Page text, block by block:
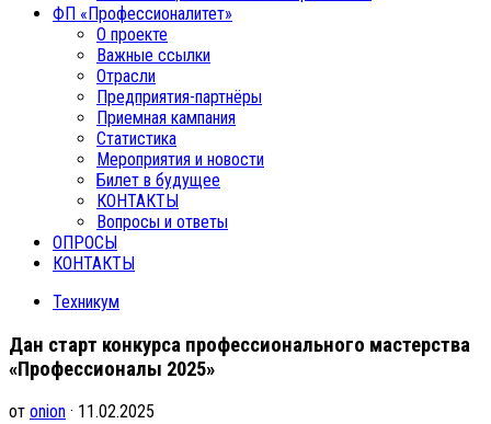
ФП «Профессионалитет»
О проекте
Важные ссылки
Отрасли
Предприятия-партнёры
Приемная кампания
Статистика
Мероприятия и новости
Билет в будущее
КОНТАКТЫ
Вопросы и ответы
ОПРОСЫ
КОНТАКТЫ
Техникум
Дан старт конкурса профессионального мастерства
«Профессионалы 2025»
от onion · 11.02.2025